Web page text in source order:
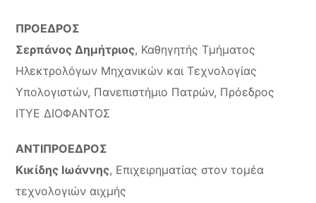
ΠΡΟΕΔΡΟΣ
Σερπάνος Δημήτριος, Καθηγητής Τμήματος
Ηλεκτρολόγων Μηχανικών και Τεχνολογίας
Υπολογιστών, Πανεπιστήμιο Πατρών, Πρόεδρος
ΙΤΥΕ ΔΙΟΦΑΝΤΟΣ
ΑΝΤΙΠΡΟΕΔΡΟΣ
Κικίδης Ιωάννης, Επιχειρηματίας στον τομέα
τεχνολογιών αιχμής